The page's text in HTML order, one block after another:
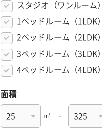
スタジオ（ワンルーム）
1ベッドルーム（1LDK）
2ベッドルーム（2LDK）
3ベッドルーム（3LDK）
4ベッドルーム（4LDK）
面積
㎡ -